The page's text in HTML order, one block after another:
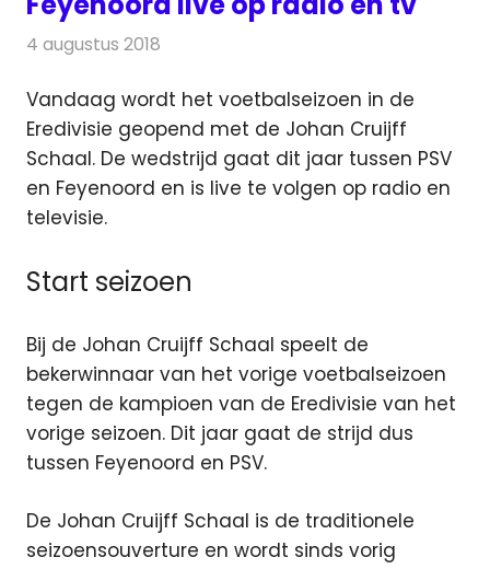
4 augustus 2018
Vandaag wordt het voetbalseizoen in de
Eredivisie geopend met de Johan Cruijff
Schaal. De wedstrijd gaat dit jaar tussen PSV
en Feyenoord en is live te volgen op radio en
televisie.
Start seizoen
Bij de Johan Cruijff Schaal speelt de
bekerwinnaar van het vorige voetbalseizoen
tegen de kampioen van de Eredivisie van het
vorige seizoen. Dit jaar gaat de strijd dus
tussen Feyenoord en PSV.
De Johan Cruijff Schaal is de traditionele
seizoensouverture en wordt sinds vorig